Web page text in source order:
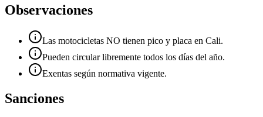
Observaciones
Las motocicletas NO tienen pico y placa en Cali.
Pueden circular libremente todos los días del año.
Exentas según normativa vigente.
Sanciones